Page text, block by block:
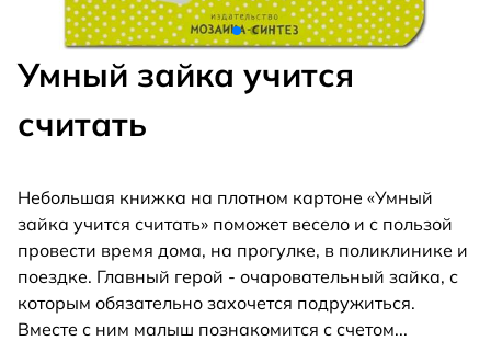
Умный зайка учится
считать
Небольшая книжка на плотном картоне «Умный
зайка учится считать» поможет весело и с пользой
провести время дома, на прогулке, в поликлинике и
поездке. Главный герой - очаровательный зайка, с
которым обязательно захочется подружиться.
Вместе с ним малыш познакомится с счетом...